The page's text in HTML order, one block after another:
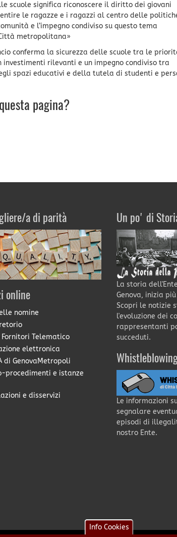
scuole significa riconoscere il diritto dei giovani
le ragazze e i ragazzi al centro delle
e l’impegno condiviso su questo tema
metropolitana»
conferma la sicurezza delle scuole tra le
rilevanti e un impegno condiviso tra
spazi educativi e della tutela di studenti e
pagina?
a di parità
online
nomine
Fornitori Telematico
elettronica
di GenovaMetropoli
procedimenti e istanze
e disservizi
Un po' di
La storia
Genova, inizia
Scopri le notizie
l'evoluzione dei
rappresentanti
succeduti.
Le informazioni
segnalare
episodi di
nostro Ente.
Info Cookies